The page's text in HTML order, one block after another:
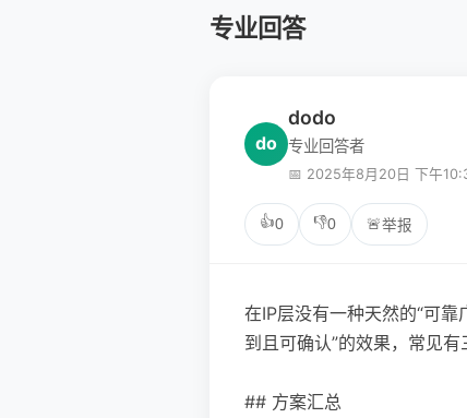
专业回答
do
dodo
专业回答者
📅 2025年8月20日 下午
👍0 👎0 🚨举报
在IP层没有一种天然的“可
到且可确认”的效果，常见有
## 方案汇总